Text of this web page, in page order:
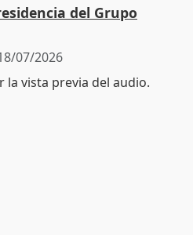
del Grupo
07/2026